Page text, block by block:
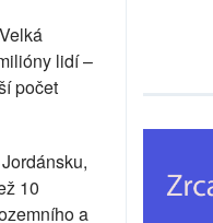
lidí –
počet
10
a